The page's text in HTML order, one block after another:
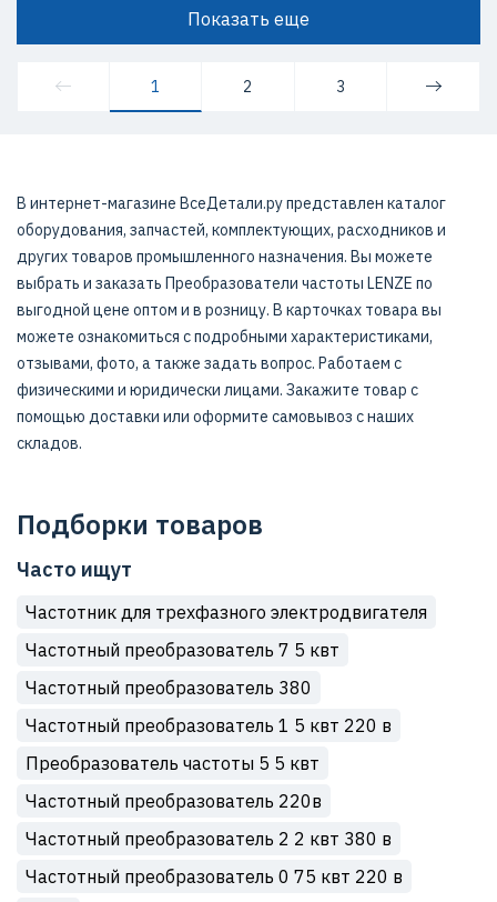
Показать еще
1 2 3
В интернет-магазине ВсеДетали.ру представлен каталог
оборудования, запчастей, комплектующих, расходников и
других товаров промышленного назначения. Вы можете
выбрать и заказать Преобразователи частоты LENZE по
выгодной цене оптом и в розницу. В карточках товара вы
можете ознакомиться с подробными характеристиками,
отзывами, фото, а также задать вопрос. Работаем с
физическими и юридически лицами. Закажите товар с
помощью доставки или оформите самовывоз с наших
складов.
Подборки товаров
Часто ищут
Частотник для трехфазного электродвигателя
Частотный преобразователь 7 5 квт
Частотный преобразователь 380
Частотный преобразователь 1 5 квт 220 в
Преобразователь частоты 5 5 квт
Частотный преобразователь 220в
Частотный преобразователь 2 2 квт 380 в
Частотный преобразователь 0 75 квт 220 в